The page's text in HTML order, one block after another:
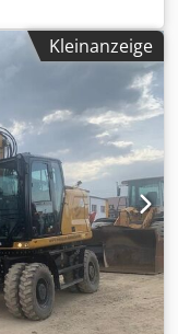
available
to
EUR 61600 or
for an
Inspected by an
48 genehmigt ✅
Comment:
wurde nach
einem
die Kabine
📄 Want to
video? Tip: The
used when
machine and
Kleinanzeige